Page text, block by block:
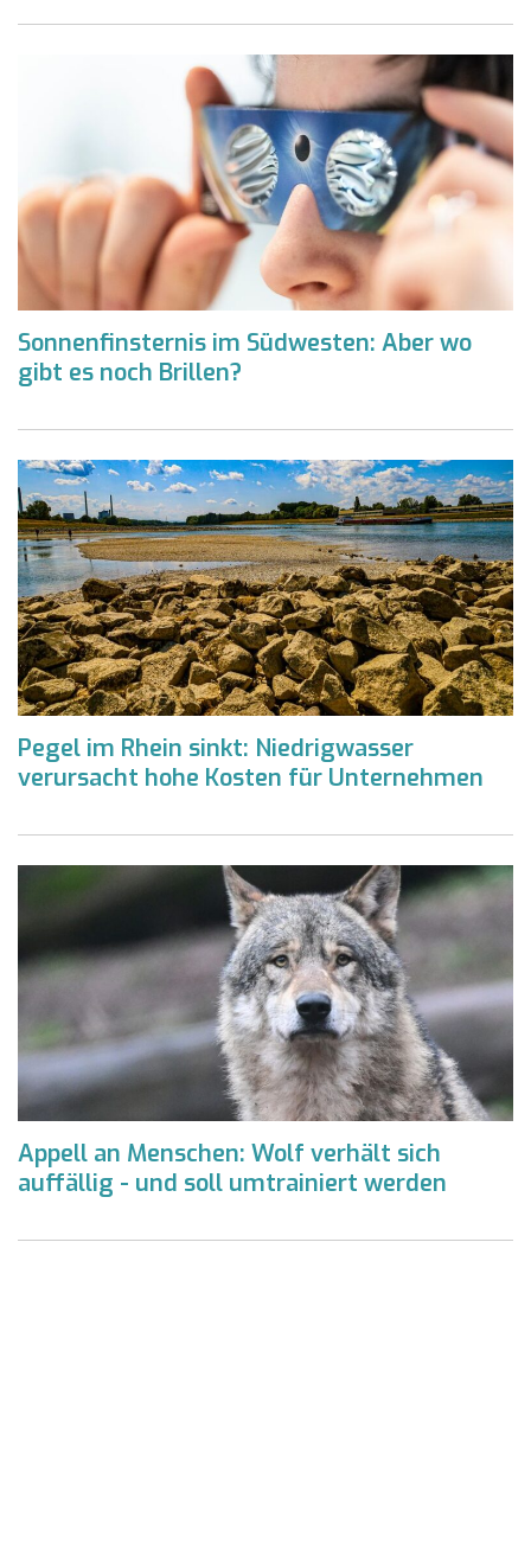
Sonnenfinsternis im Südwesten: Aber wo
gibt es noch Brillen?
Pegel im Rhein sinkt: Niedrigwasser
verursacht hohe Kosten für Unternehmen
Appell an Menschen: Wolf verhält sich
auffällig - und soll umtrainiert werden